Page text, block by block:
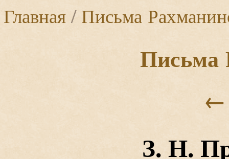
Главная/Письма
Письма
←
З. Н.